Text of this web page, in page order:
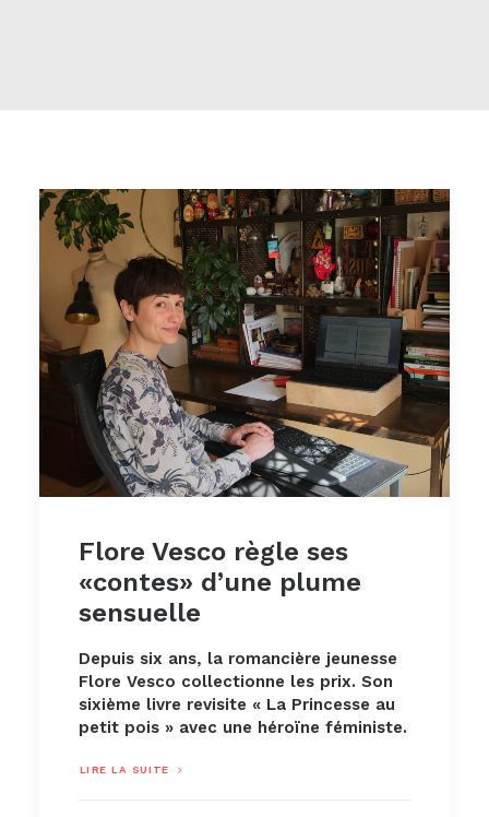
Flore Vesco règle ses
«contes» d’une plume
sensuelle
Depuis six ans, la romancière jeunesse
Flore Vesco collectionne les prix. Son
sixième livre revisite « La Princesse au
petit pois » avec une héroïne féministe.
LIRE LA SUITE